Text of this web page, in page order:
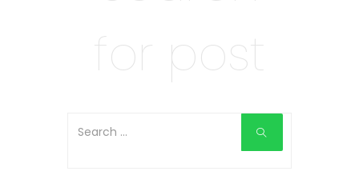
for post